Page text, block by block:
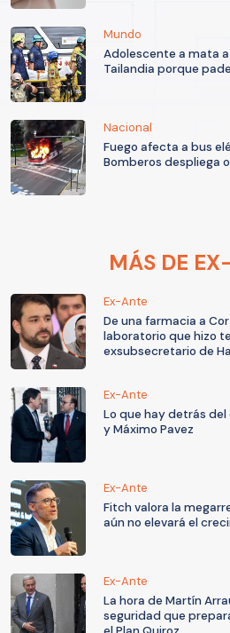
Mundo
Adolescente a mata
Tailandia porque
Nacional
Fuego afecta a bus
Bomberos despliega
MÁS DE
Ex-Ante
De una farmacia a
laboratorio que hizo
exsubsecretario de
Ex-Ante
Lo que hay detrás
y Máximo Pavez
Ex-Ante
Fitch valora la
aún no elevará el
Ex-Ante
La hora de Martín
seguridad que